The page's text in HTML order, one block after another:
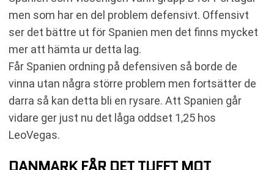
men som har en del problem defensivt. Offensivt
ser det bättre ut för Spanien men det finns mycket
mer att hämta ur detta lag.
Får Spanien ordning på defensiven så borde de
vinna utan några större problem men fortsätter de
darra så kan detta bli en rysare. Att Spanien går
vidare ger just nu det låga oddset 1,25 hos
LeoVegas.